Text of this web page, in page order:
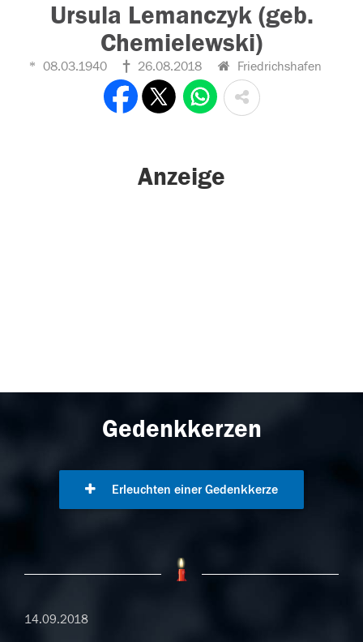
Ursula Lemanczyk (geb.
Chemielewski)
08.03.1940 26.08.2018 Friedrichshafen
Anzeige
Gedenkkerzen
Erleuchten einer Gedenkkerze
14.09.2018